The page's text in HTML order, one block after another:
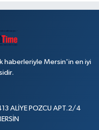
haberleriyle Mersin'in en iyi
ALİYE POZCU APT.2/4